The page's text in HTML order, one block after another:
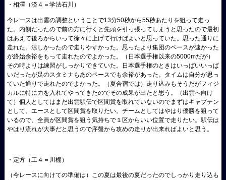
・相澤（済４＝学法石川）
今レースは出雲の調整ということで13分50秒から55秒あたりを狙って走っ
た。内側だったので前の方に行くと先頭を引っ張ってしまうと思ったので最初
はあえて後ろからいって徐々に上げて行けばよいと思っていた。思った通りに
走れた。涼しかったので走りやすかった。思ったより集団のペースが速かった
が終始余裕をもって走れたのでよかった。（日本選手権以来の5000mだが）
その時よりは練習がしっかりできていた。日本選手権のときはいっぱいいっぱ
いだったが足のスタミナもあのペースでも余裕があった。タイムは自分が思っ
ていた通りで走れたのでよかった。（夏合宿では）走り込みもそうだがフィジ
カルに特に力を入れてやってきたのでその成果が出たと思う。（出雲へ向け
て）個人としてはまだ出雲駅伝で区間賞を取れていないのでまずはキャプテン
として、エースとして区間賞を取りたい。チームとしてはやはり優勝を狙って
いるので、全員が区間賞を狙う気持ちで１区からいい位置で走りたい。駅伝は
やはり流れが大事だと思うので序盤から攻めの走りが出来ればよいと思う。
・定方（工４＝川棚）
（今レースに向けての準備は）この夏は最後の夏だったのでしっかり走り込も